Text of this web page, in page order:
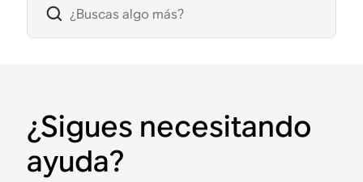
¿Sigues necesitando
ayuda?